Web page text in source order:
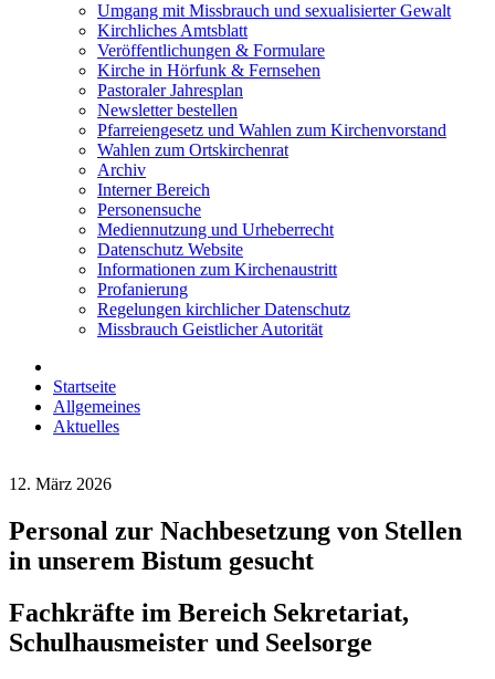
Umgang mit Missbrauch und sexualisierter Gewalt
Kirchliches Amtsblatt
Veröffentlichungen & Formulare
Kirche in Hörfunk & Fernsehen
Pastoraler Jahresplan
Newsletter bestellen
Pfarreiengesetz und Wahlen zum Kirchenvorstand
Wahlen zum Ortskirchenrat
Archiv
Interner Bereich
Personensuche
Mediennutzung und Urheberrecht
Datenschutz Website
Informationen zum Kirchenaustritt
Profanierung
Regelungen kirchlicher Datenschutz
Missbrauch Geistlicher Autorität
Startseite
Allgemeines
Aktuelles
12. März 2026
Personal zur Nachbesetzung von Stellen
in unserem Bistum gesucht
Fachkräfte im Bereich Sekretariat,
Schulhausmeister und Seelsorge